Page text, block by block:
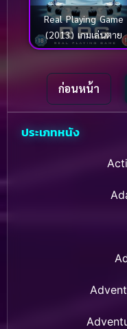
Real Playing Game
(2013) เกมเล่นตาย
ก่อนหน้า
ประเภทหนัง